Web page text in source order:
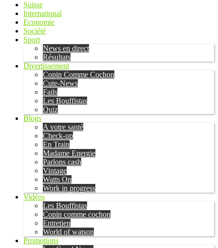
Suisse
International
Economie
Société
Sport
News en direct
Résultats
Divertissement
Copin Comme Cochon
Cute-News
Fails
Les Bouffistas
Quiz
Blogs
A votre santé
Check-up
En Train
Madame Energie
Parlons cash
Vintage
Watts On
Work in progress
Vidéos
Les Bouffistas
Copin comme cochon
Entretien
World of watson
Promotions